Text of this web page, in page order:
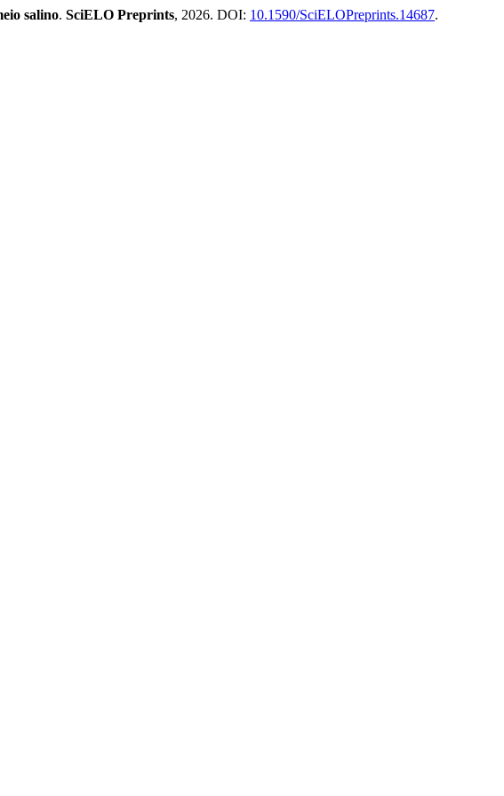
salino. SciELO Preprints, 2026. DOI: 10.1590/SciELOPreprints.14687.